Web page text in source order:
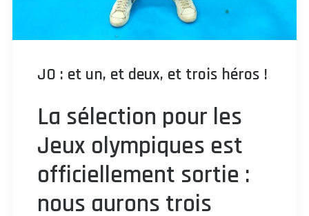
JO : et un, et deux, et trois héros !
La sélection pour les
Jeux olympiques est
officiellement sortie :
nous aurons trois